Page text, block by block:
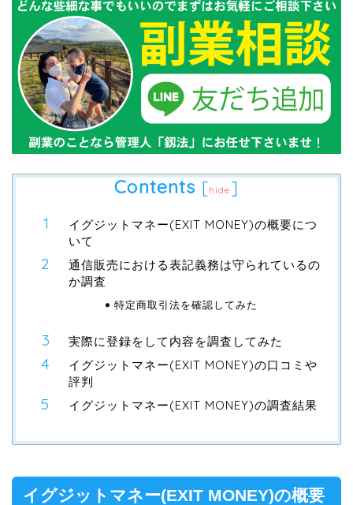
Contents [hide ]
イグジットマネー(EXIT MONEY)の概要につ
いて
通信販売における表記義務は守られているの
か調査
特定商取引法を確認してみた
実際に登録をして内容を調査してみた
イグジットマネー(EXIT MONEY)の口コミや
評判
イグジットマネー(EXIT MONEY)の調査結果
イグジットマネー(EXIT MONEY)の概要